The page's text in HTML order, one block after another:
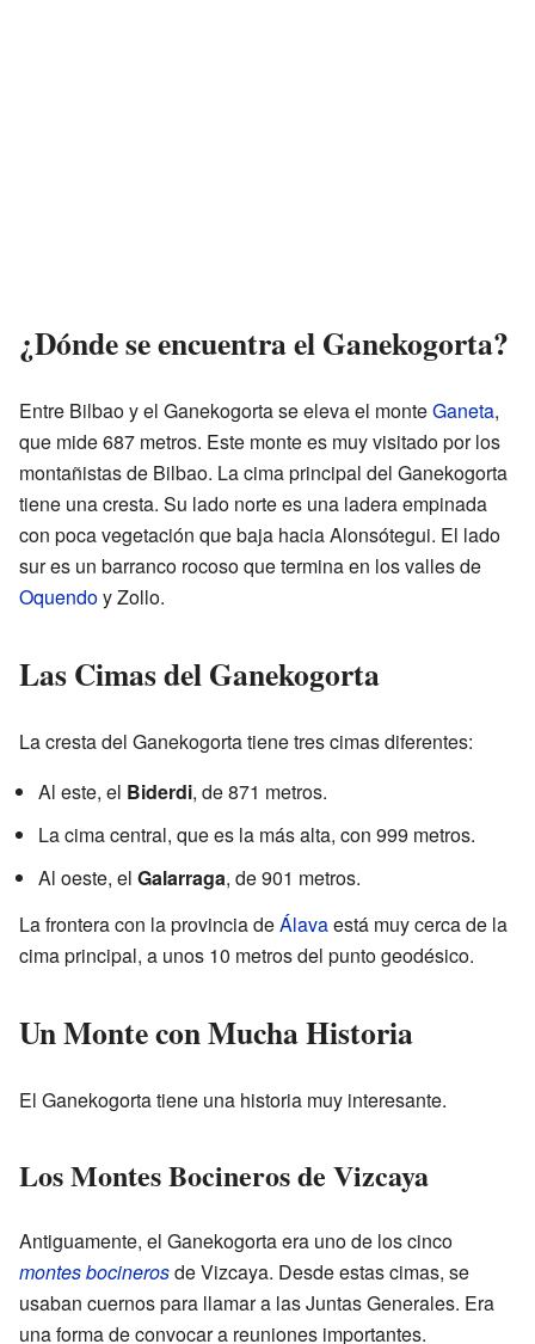
¿Dónde se encuentra el Ganekogorta?
Entre Bilbao y el Ganekogorta se eleva el monteGaneta,
que mide 687 metros. Este monte es muy visitado por los
montañistas de Bilbao. La cima principal del Ganekogorta
tiene una cresta. Su lado norte es una ladera empinada
con poca vegetación que baja hacia Alonsótegui. El lado
sur es un barranco rocoso que termina en los valles de
Oquendoy Zollo.
Las Cimas del Ganekogorta
La cresta del Ganekogorta tiene tres cimas diferentes:
Al este, el Biderdi, de 871 metros.
La cima central, que es la más alta, con 999 metros.
Al oeste, el Galarraga, de 901 metros.
La frontera con la provincia deÁlavaestá muy cerca de la
cima principal, a unos 10 metros del punto geodésico.
Un Monte con Mucha Historia
El Ganekogorta tiene una historia muy interesante.
Los Montes Bocineros de Vizcaya
Antiguamente, el Ganekogorta era uno de los cinco
montes bocinerosde Vizcaya. Desde estas cimas, se
usaban cuernos para llamar a las Juntas Generales. Era
una forma de convocar a reuniones importantes.